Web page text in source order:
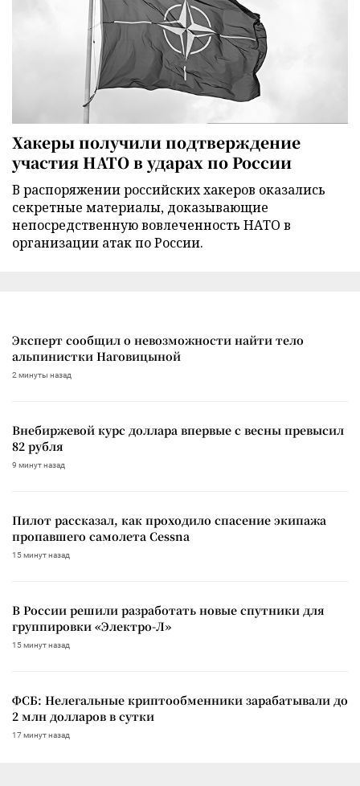
Хакеры получили подтверждение
участия НАТО в ударах по России
В распоряжении российских хакеров оказались
секретные материалы, доказывающие
непосредственную вовлеченность НАТО в
организации атак по России.
Эксперт сообщил о невозможности найти тело
альпинистки Наговицыной
2 минуты назад
Внебиржевой курс доллара впервые с весны превысил
82 рубля
9 минут назад
Пилот рассказал, как проходило спасение экипажа
пропавшего самолета Cessna
15 минут назад
В России решили разработать новые спутники для
группировки «Электро-Л»
15 минут назад
ФСБ: Нелегальные криптообменники зарабатывали до
2 млн долларов в сутки
17 минут назад